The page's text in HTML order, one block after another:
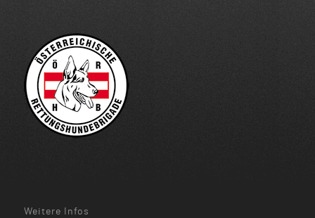
Weitere Infos